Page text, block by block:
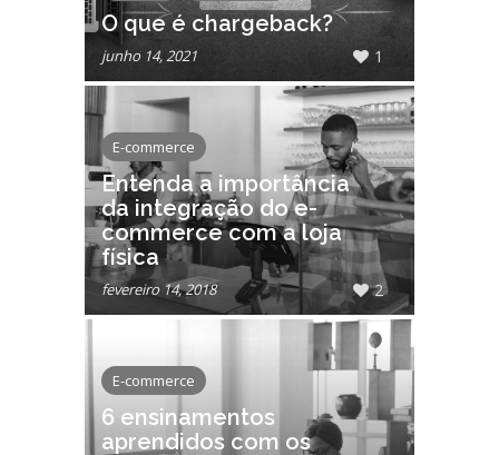
O que é chargeback?
junho 14, 2021 1
E-commerce
Entenda a importância
da integração do e-
commerce com a loja
física
fevereiro 14, 2018 2
E-commerce
6 ensinamentos
aprendidos com os